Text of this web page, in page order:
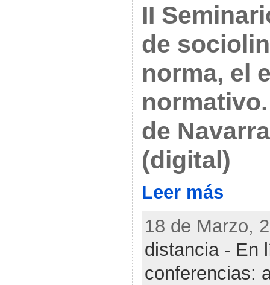
II
de
norma, el
de
(digital)
Leer más
18 de Marzo,
distancia - En
conferencias: